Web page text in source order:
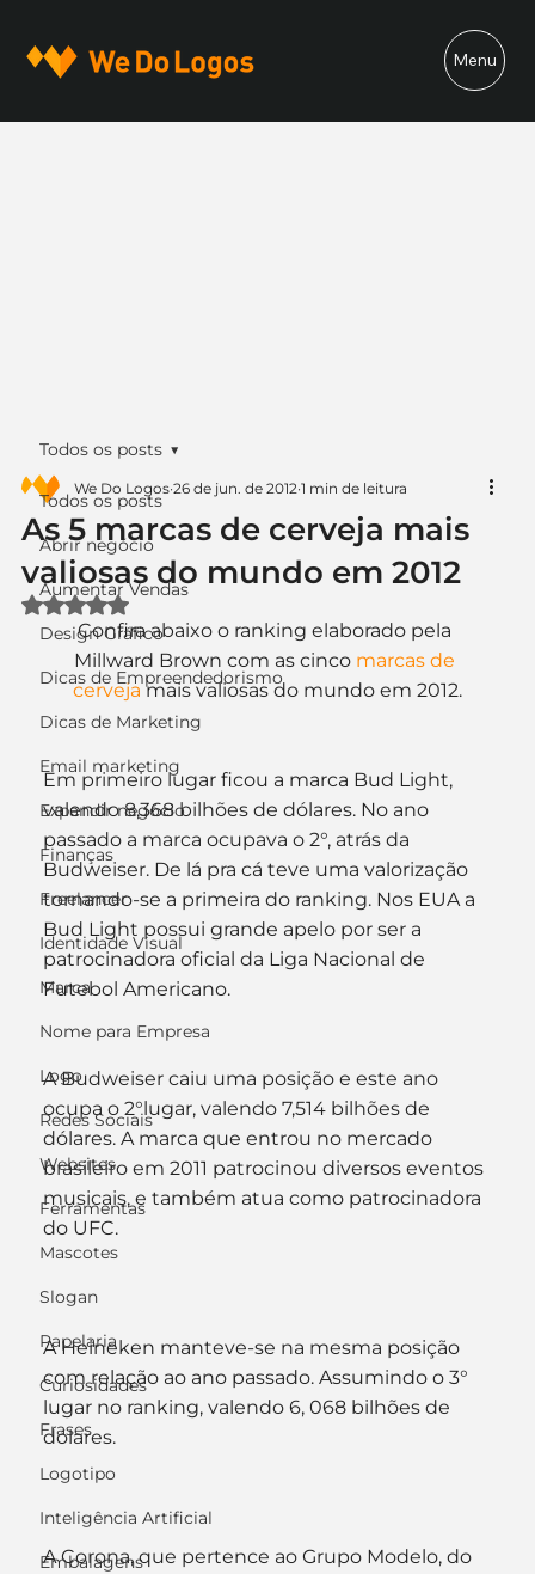
Menu
Todos os posts
Abrir negócio
Aumentar Vendas
Design Gráfico
Dicas de Empreendedorismo
Dicas de Marketing
Email marketing
Expandir negócio
Finanças
Freelancer
Identidade Visual
Marca
Nome para Empresa
Logo
Redes Sociais
Websites
Ferramentas
Mascotes
Slogan
Papelaria
Curiosidades
Frases
Logotipo
Inteligência Artificial
Embalagens
Todos os posts
As 5 marcas de cerveja mais
valiosas do mundo em 2012
We Do Logos 26 de jun. de 2012 1 min de leitura
Avaliado com NaN de 5 estrelas.
Confira abaixo o ranking elaborado pela
Millward Brown com as cinco marcas de
cerveja mais valiosas do mundo em 2012.
Em primeiro lugar ficou a marca Bud Light,
valendo 8,368 bilhões de dólares. No ano
passado a marca ocupava o 2°, atrás da
Budweiser. De lá pra cá teve uma valorização
tornando-se a primeira do ranking. Nos EUA a
Bud Light possui grande apelo por ser a
patrocinadora oficial da Liga Nacional de
Futebol Americano.
A Budweiser caiu uma posição e este ano
ocupa o 2°lugar, valendo 7,514 bilhões de
dólares. A marca que entrou no mercado
brasileiro em 2011 patrocinou diversos eventos
musicais, e também atua como patrocinadora
do UFC.
A Heineken manteve-se na mesma posição
com relação ao ano passado. Assumindo o 3°
lugar no ranking, valendo 6, 068 bilhões de
dólares.
A Corona, que pertence ao Grupo Modelo, do